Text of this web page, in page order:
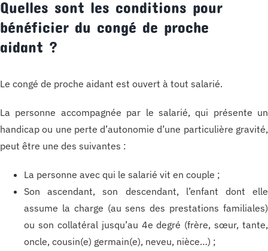
Quelles sont les conditions pour
bénéficier du congé de proche
aidant ?
Le congé de proche aidant est ouvert à tout salarié.
La personne accompagnée par le salarié, qui présente un
handicap ou une perte d’autonomie d’une particulière gravité,
peut être une des suivantes :
La personne avec qui le salarié vit en couple ;
Son ascendant, son descendant, l’enfant dont elle
assume la charge (au sens des prestations familiales)
ou son collatéral jusqu’au 4e degré (frère, sœur, tante,
oncle, cousin(e) germain(e), neveu, nièce…) ;